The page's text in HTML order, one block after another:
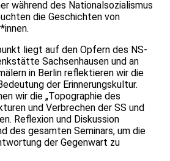
während des Nationalsozialismus
die Geschichten von
liegt auf den Opfern des NS-
Sachsenhausen und an
in Berlin reflektieren wir die
der Erinnerungskultur.
wir die „Topographie des
und Verbrechen der SS und
Reflexion und Diskussion
des gesamten Seminars, um die
der Gegenwart zu